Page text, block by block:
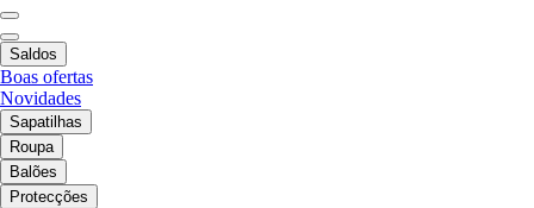
Saldos
Boas ofertas
Novidades
Sapatilhas
Roupa
Balões
Protecções